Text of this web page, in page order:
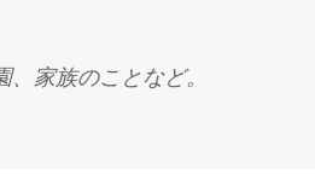
家族のことなど。